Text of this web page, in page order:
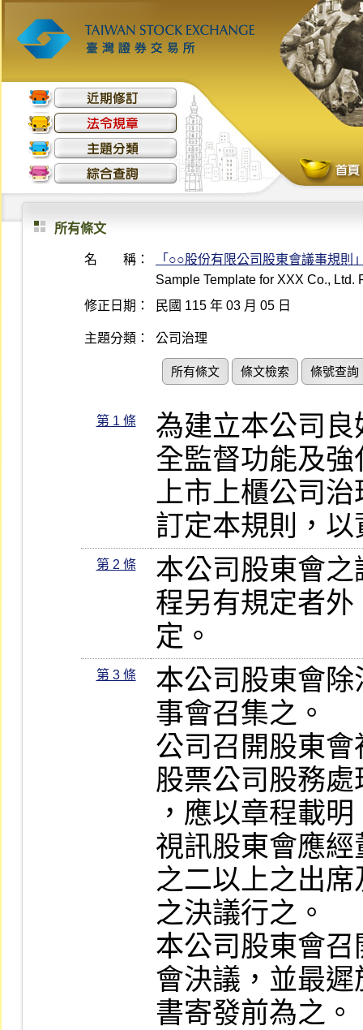
所有條文
名 稱：
「○○股份有限公司股東會議事規則
Sample Template for XXX Co.,
修正日期：
民國 115 年 03 月 05 日
主題分類： 公司治理
所有條文 條文檢索 條號查詢
第 1 條
為建立本公司
全監督功能及
上市上櫃公司
訂定本規則，以
第 2 條
本公司股東會
程另有規定者
定。
第 3 條
本公司股東會
事會召集之。
公司召開股東
股票公司股務
，應以章程載
視訊股東會應
之二以上之出
之決議行之。
本公司股東會
會決議，並最
書寄發前為之。